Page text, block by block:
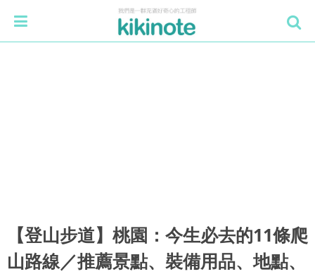
【登山步道】桃園：今生必去的11條爬
山路線／推薦景點、裝備用品、地點、